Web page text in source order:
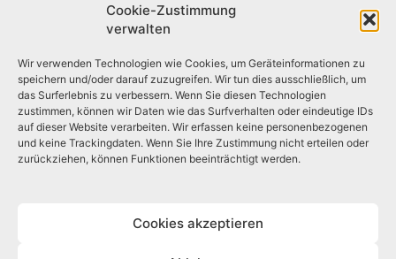
Cookie-Zustimmung
verwalten
Wir verwenden Technologien wie Cookies, um Geräteinformationen zu
speichern und/oder darauf zuzugreifen. Wir tun dies ausschließlich, um
das Surferlebnis zu verbessern. Wenn Sie diesen Technologien
zustimmen, können wir Daten wie das Surfverhalten oder eindeutige IDs
auf dieser Website verarbeiten. Wir erfassen keine personenbezogenen
und keine Trackingdaten. Wenn Sie Ihre Zustimmung nicht erteilen oder
zurückziehen, können Funktionen beeinträchtigt werden.
Cookies akzeptieren
Deine crossmediale Schülerzeitung
© Der Merianer